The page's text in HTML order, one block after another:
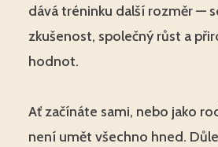
dává tréninku další rozměr —
zkušenost, společný růst a
hodnot.
Ať začínáte sami, nebo jako
není umět všechno hned.